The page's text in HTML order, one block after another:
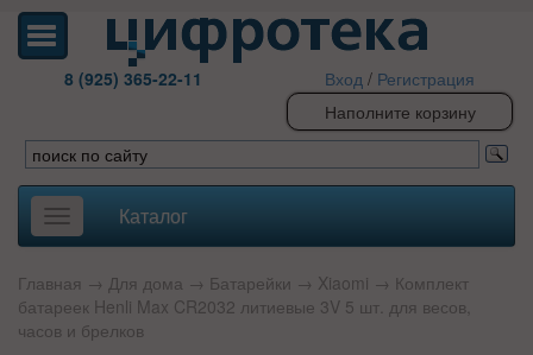
8 (925) 365-22-11 Вход / Регистрация
Наполните корзину
Toggle
navigation
Каталог
Главная → Для дома → Батарейки → Xiaomi → Комплект
батареек Henli Max CR2032 литиевые 3V 5 шт. для весов,
часов и брелков